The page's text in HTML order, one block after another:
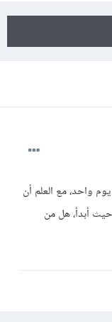
واحد، مع العلم أن
أبدأ، هل من